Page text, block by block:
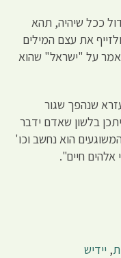
ככל שיהיה, תהא
את עצם המילים
על "ישראל" שהוא
שנהפך שגור
מס' 8: "כי איך יתכן בלשון שאדם ידבר
הוא נחשב וכו'
אלהים חיים".
, יידיש